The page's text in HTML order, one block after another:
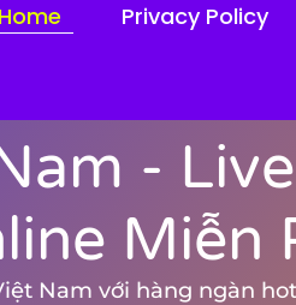
Home Privacy Policy
-
Miễn
Nam với hàng ngàn